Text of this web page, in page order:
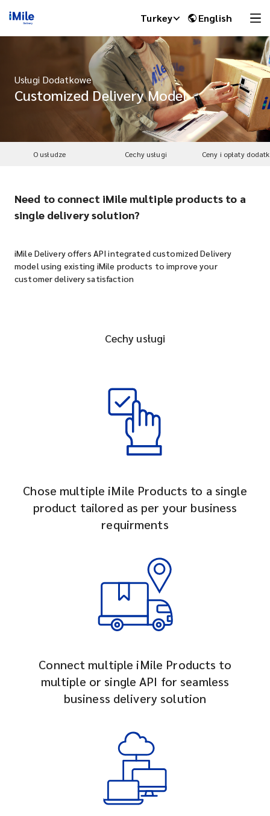
Turkey English
Usługi Dodatkowe
Customized Delivery Model
O usłudze Cechy usługi Ceny i opłaty
Need to connect iMile multiple products to a
single delivery solution?
iMile Delivery offers API integrated customized Delivery
model using existing iMile products to improve your
customer delivery satisfaction
Cechy usługi
Chose multiple iMile Products to a single
product tailored as per your business
requirments
Connect multiple iMile Products to
multiple or single API for seamless
business delivery solution
iMile Chat